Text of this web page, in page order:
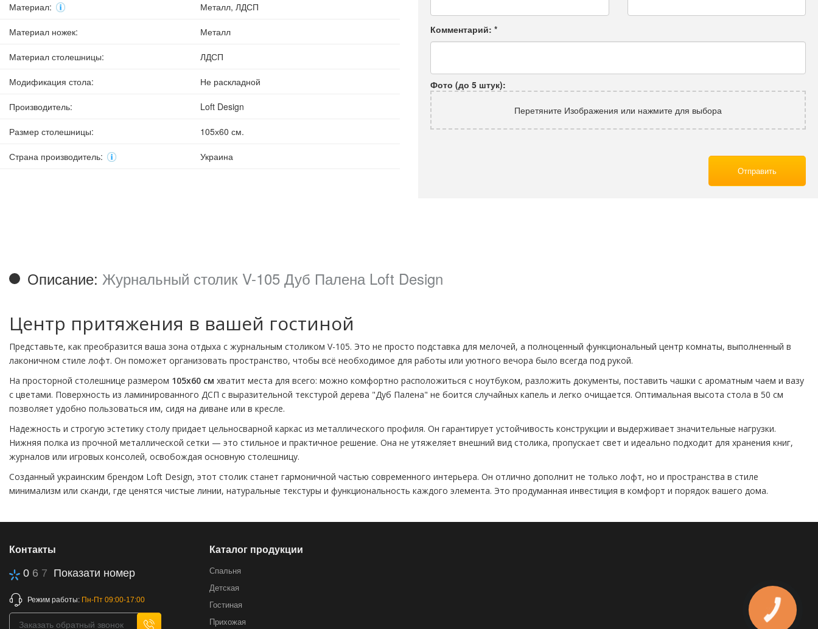
Материал: Металл, ЛДСП
Материал ножек: Металл
Материал столешницы: ЛДСП
Модификация стола: Не раскладной
Производитель: Loft Design
Размер столешницы: 105х60 см.
Страна производитель: Украина
Комментарий: *
Фото (до 5 штук):
Перетяните Изображения или нажмите для выбора
Отправить
Описание: Журнальный столик V-105 Дуб Палена Loft Design
Центр притяжения в вашей гостиной
Представьте, как преобразится ваша зона отдыха с журнальным столиком V-105. Это не просто подставка для мелочей, а полноценный функциональный центр комнаты, выполненный в
лаконичном стиле лофт. Он поможет организовать пространство, чтобы всё необходимое для работы или уютного вечора было всегда под рукой.
На просторной столешнице размером 105х60 см хватит места для всего: можно комфортно расположиться с ноутбуком, разложить документы, поставить чашки с ароматным чаем и вазу
с цветами. Поверхность из ламинированного ДСП с выразительной текстурой дерева "Дуб Палена" не боится случайных капель и легко очищается. Оптимальная высота стола в 50 см
позволяет удобно пользоваться им, сидя на диване или в кресле.
Надежность и строгую эстетику столу придает цельносварной каркас из металлического профиля. Он гарантирует устойчивость конструкции и выдерживает значительные нагрузки.
Нижняя полка из прочной металлической сетки — это стильное и практичное решение. Она не утяжеляет внешний вид столика, пропускает свет и идеально подходит для хранения книг,
журналов или игровых консолей, освобождая основную столешницу.
Созданный украинским брендом Loft Design, этот столик станет гармоничной частью современного интерьера. Он отлично дополнит не только лофт, но и пространства в стиле
минимализм или сканди, где ценятся чистые линии, натуральные текстуры и функциональность каждого элемента. Это продуманная инвестиция в комфорт и порядок вашего дома.
Контакты
0 6 7 Показати номер
Режим работы: Пн-Пт 09:00-17:00
Каталог продукции
Спальня
Детская
Гостиная
Прихожая